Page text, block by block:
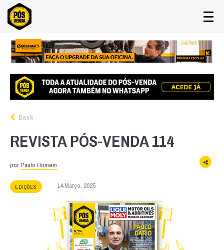
Back
REVISTA PÓS-VENDA 114
porPaulo Homem
EDIÇÕES 14 Março, 2025